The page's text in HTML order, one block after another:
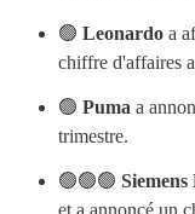
🟢 Leonardo a
chiffre d'affaires
🟢 Puma a
trimestre.
🟢🟢🟢
et a annoncé un